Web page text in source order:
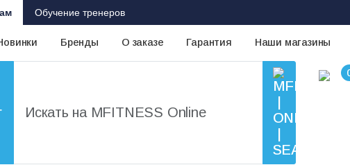
Обучение тренеров
Бренды О заказе Гарантия Наши магазины